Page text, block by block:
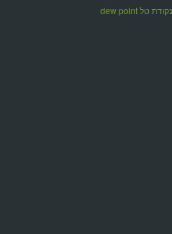
נקודת טל dew point